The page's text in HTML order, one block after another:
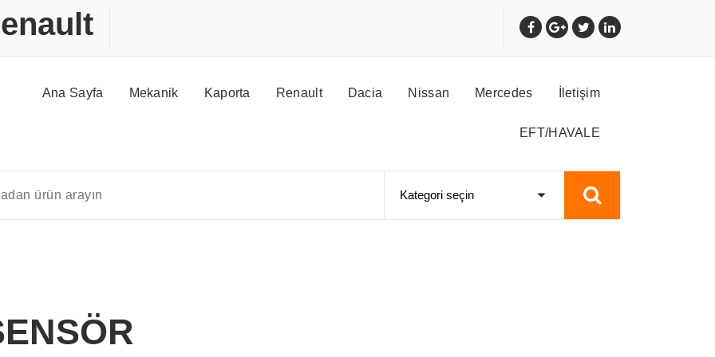
Ana Sayfa Mekanik Kaporta Renault Dacia Nissan Mercedes İletişim
EFT/HAVALE